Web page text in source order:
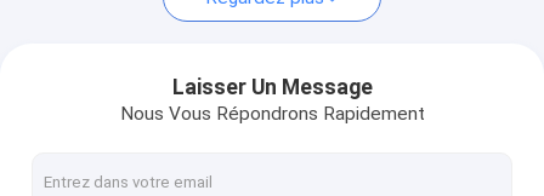
Les affaires
Câble optique de fibre d'ADSS
Laisser Un Message
Nous Vous Répondrons Rapidement